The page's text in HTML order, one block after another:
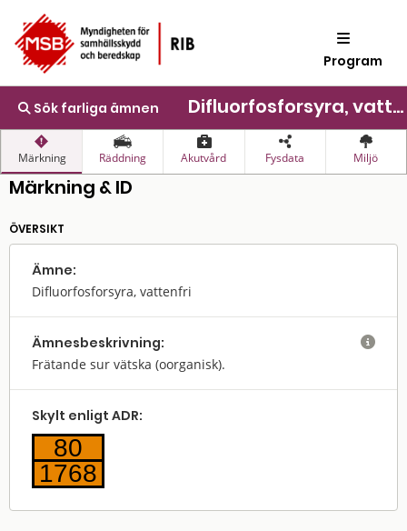
Program
Sök farliga ämnen Difluorfosforsyra, vattenfri
Märkning Räddning Akutvård Fysdata Miljö
Märkning & ID
ÖVERSIKT
Ämne:
Difluorfosforsyra, vattenfri
Ämnes­beskrivning:
Frätande sur vätska (oorganisk).

Skylt enligt ADR:
80
1768